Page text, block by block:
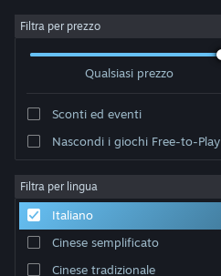
Accedi
Informazioni
Assistenza
Filtra per prezzo
Qualsiasi prezzo
Sconti ed eventi
Nascondi i giochi Free-to-Play
Filtra per lingua
Italiano
Cinese semplificato
Cinese tradizionale
Editore: Tokyo Cowboys
Ordina per Rilevanza